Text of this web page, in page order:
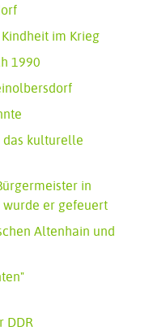
im Krieg
1990
das kulturelle
in
er gefeuert
Altenhain und
DDR